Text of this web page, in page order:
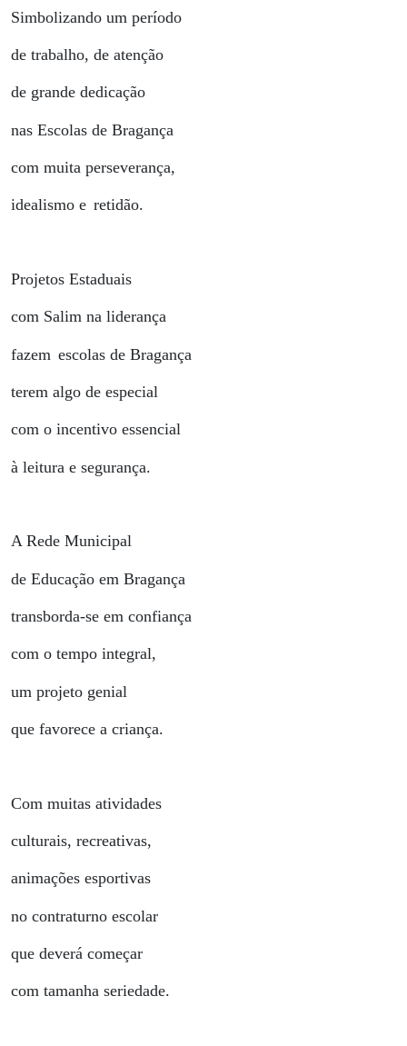
Simbolizando um período
de trabalho, de atenção
de grande dedicação
nas Escolas de Bragança
com muita perseverança,
idealismo e retidão.
Projetos Estaduais
com Salim na liderança
fazem escolas de Bragança
terem algo de especial
com o incentivo essencial
à leitura e segurança.
A Rede Municipal
de Educação em Bragança
transborda-se em confiança
com o tempo integral,
um projeto genial
que favorece a criança.
Com muitas atividades
culturais, recreativas,
animações esportivas
no contraturno escolar
que deverá começar
com tamanha seriedade.